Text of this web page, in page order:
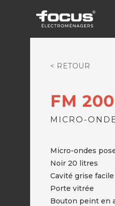
< RETOUR
FM 200
MICRO-
Micro-ondes
Noir 20 litres
Cavité grise
Porte vitrée
Bouton peint en